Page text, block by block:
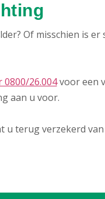
Of misschien is er
26.004voor een
aan u voor.
u terug verzekerd